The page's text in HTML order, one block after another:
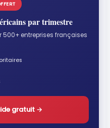
par trimestre
500+ entreprises françaises
gratuit →